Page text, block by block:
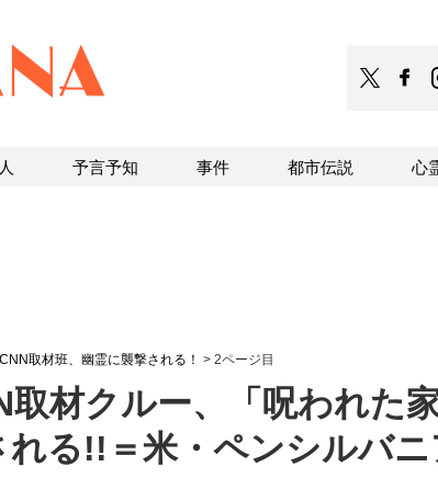
CNN取材班、幽霊に襲撃される！ > 2ページ目
取材クルー、「呪われた
れる!!＝米・ペンシルバニ
予言予知 事件 都市伝説 心